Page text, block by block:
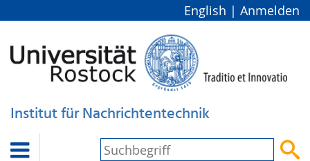
English | Anmelden
Institut für Nachrichtentechnik
 